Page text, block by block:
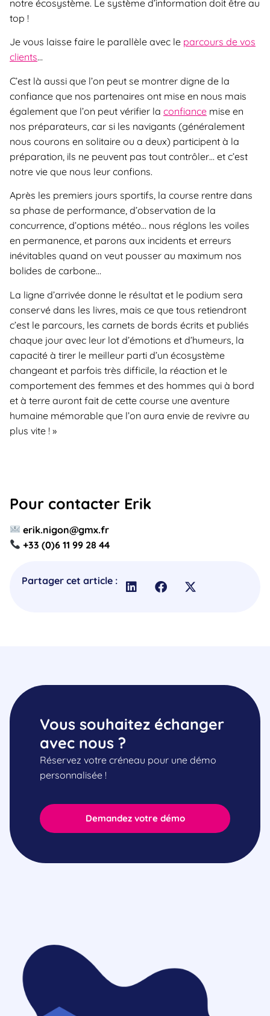
notre écosystème. Le système d’information doit être au
top !
Je vous laisse faire le parallèle avec le parcours de vos
clients…
C’est là aussi que l’on peut se montrer digne de la
confiance que nos partenaires ont mise en nous mais
également que l’on peut vérifier la confiance mise en
nos préparateurs, car si les navigants (généralement
nous courons en solitaire ou a deux) participent à la
préparation, ils ne peuvent pas tout contrôler… et c’est
notre vie que nous leur confions.
Après les premiers jours sportifs, la course rentre dans
sa phase de performance, d’observation de la
concurrence, d’options météo… nous réglons les voiles
en permanence, et parons aux incidents et erreurs
inévitables quand on veut pousser au maximum nos
bolides de carbone…
La ligne d’arrivée donne le résultat et le podium sera
conservé dans les livres, mais ce que tous retiendront
c’est le parcours, les carnets de bords écrits et publiés
chaque jour avec leur lot d’émotions et d’humeurs, la
capacité à tirer le meilleur parti d’un écosystème
changeant et parfois très difficile, la réaction et le
comportement des femmes et des hommes qui à bord
et à terre auront fait de cette course une aventure
humaine mémorable que l’on aura envie de revivre au
plus vite ! »
Pour contacter Erik
erik.nigon@gmx.fr
+33 (0)6 11 99 28 44
Partager cet article :
Demandez votre démo
Vous souhaitez échanger
avec nous ?
Réservez votre créneau pour une démo
personnalisée !